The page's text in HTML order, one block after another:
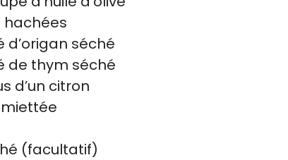
hachées
d’origan séché
de thym séché
d’un citron
(facultatif)